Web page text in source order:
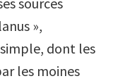
»,
dont les
les moines